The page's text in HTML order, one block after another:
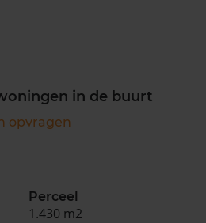
in de buurt
opvragen
Perceel
1.430 m2